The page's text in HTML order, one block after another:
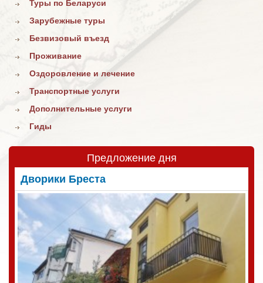
Туры по Беларуси
Зарубежные туры
Безвизовый въезд
Проживание
Оздоровление и лечение
Транспортные услуги
Дополнительные услуги
Гиды
Предложение дня
Дворики Бреста